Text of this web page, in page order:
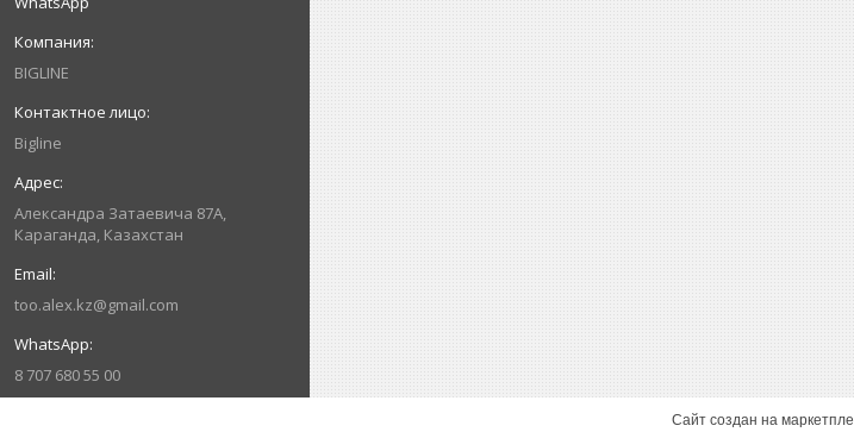
BIGLINE
Bigline
Александра Затаевича 87А,
Караганда, Казахстан
too.alex.kz@gmail.com
8 707 680 55 00
Сайт создан на